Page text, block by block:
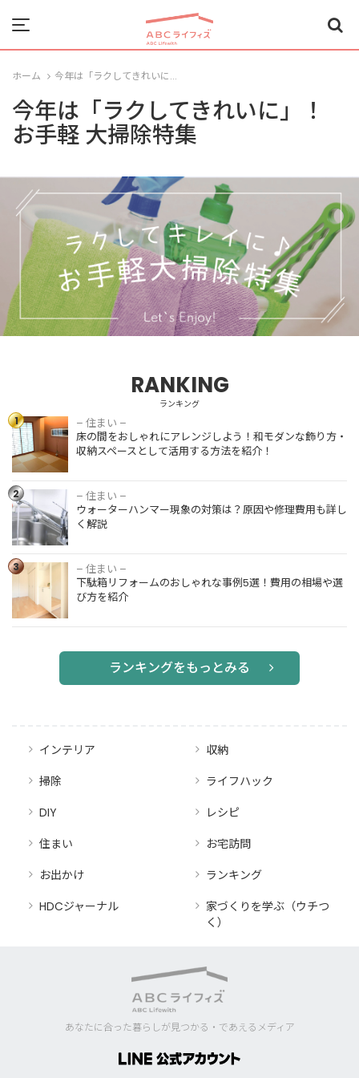
Menu
ホーム 今年は「ラクしてきれいに...
今年は「ラクしてきれいに」！
お手軽 大掃除特集
RANKING
ランキング
1
床の間をお
しゃれにア
レンジしよ
う！和モダ
ンな飾り
方・収納ス
ペースとし
て活用する
方法を紹
介！
– 住まい –
床の間をおしゃれにアレンジしよう！和モダンな飾り方・
収納スペースとして活用する方法を紹介！
2
ウォーター
ハンマー現
象の対策
は？原因や
修理費用も
詳しく解説
– 住まい –
ウォーターハンマー現象の対策は？原因や修理費用も詳し
く解説
3
下駄箱リフ
ォームのお
しゃれな事
例5選！費
選び方を紹
– 住まい –
下駄箱リフォームのおしゃれな事例5選！費用の相場や選
び方を紹介
ランキングをもっとみる
インテリア
収納
掃除
ライフハック
DIY
レシピ
住まい
お宅訪問
お出かけ
ランキング
HDCジャーナル
家づくりを学ぶ（ウチつ
く）
あなたに合った暮らしが見つかる・であえるメディア